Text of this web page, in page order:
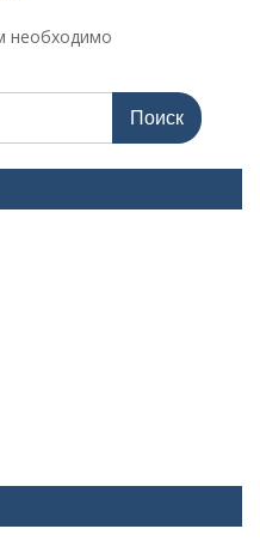
необходимо